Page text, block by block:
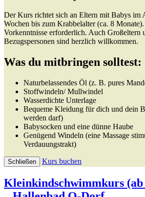
Der Kurs richtet sich an Eltern mit Babys im
Wochen bis zum Krabbelalter (ca. 8
Vorkenntnisse erforderlich. Auch Großeltern
Bezugspersonen sind herzlich willkommen.
Was du mitbringen solltest:
Naturbelassendes Öl (z. B. pures
Stoffwindeln/ Mullwindel
Wasserdichte Unterlage
Bequeme Kleidung für dich und dein
werden darf)
Babysocken und eine dünne Haube
Genügend Windeln (eine Massage
Verdauungstrakt)
Schließen Kurs buchen
Kleinkindschwimmkurs (ab